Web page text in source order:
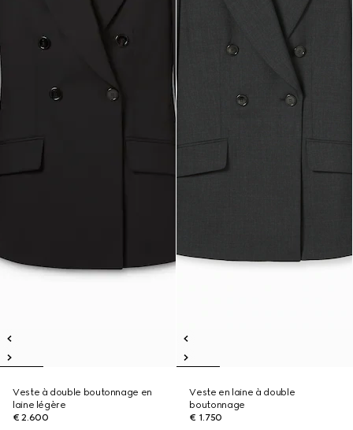
Veste à double boutonnage en
laine légère
€ 2.600
Veste en laine à double
boutonnage
€ 1.750